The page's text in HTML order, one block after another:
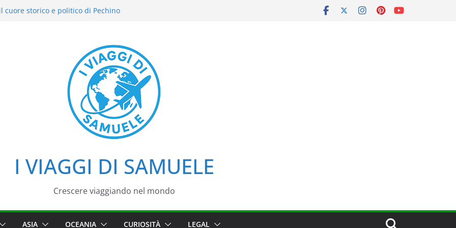
cuore storico e politico di Pechino
d’Estate tra loto, camminate e
tra imperatori, simboli e cortili
I VIAGGI DI SAMUELE
Crescere viaggiando nel mondo
ASIA OCEANIA CURIOSITÀ LEGAL